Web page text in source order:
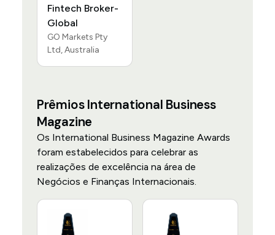
Fintech Broker-
Global
GO Markets Pty
Ltd, Australia
Prêmios International Business
Magazine
Os International Business Magazine Awards
foram estabelecidos para celebrar as
realizações de excelência na área de
Negócios e Finanças Internacionais.